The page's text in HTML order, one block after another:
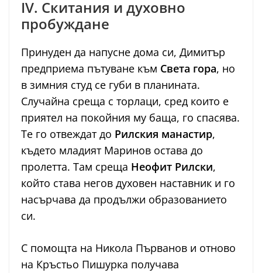
IV. Скитания и духовно
пробуждане
Принуден да напусне дома си, Димитър
предприема пътуване към Света гора, но
в зимния студ се губи в планината.
Случайна среща с торлаци, сред които е
приятел на покойния му баща, го спасява.
Те го отвеждат до Рилския манастир,
където младият Маринов остава до
пролетта. Там среща Неофит Рилски,
който става негов духовен наставник и го
насърчава да продължи образованието
си.
С помощта на Никола Първанов и отново
на Кръстьо Пишурка получава